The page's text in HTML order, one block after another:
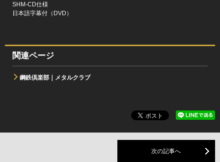
SHM-CD仕様
日本語字幕付（DVD）
関連ページ
鋼鉄倶楽部｜メタルクラブ
次の記事へ